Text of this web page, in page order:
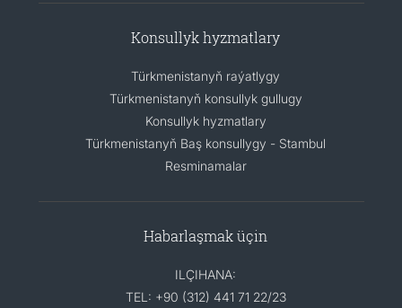
Konsullyk hyzmatlary
Türkmenistanyň raýatlygy
Türkmenistanyň konsullyk gullugy
Konsullyk hyzmatlary
Türkmenistanyň Baş konsullygy - Stambul
Resminamalar
Habarlaşmak üçin
ILÇIHANA:
TEL: +90 (312) 441 71 22/23